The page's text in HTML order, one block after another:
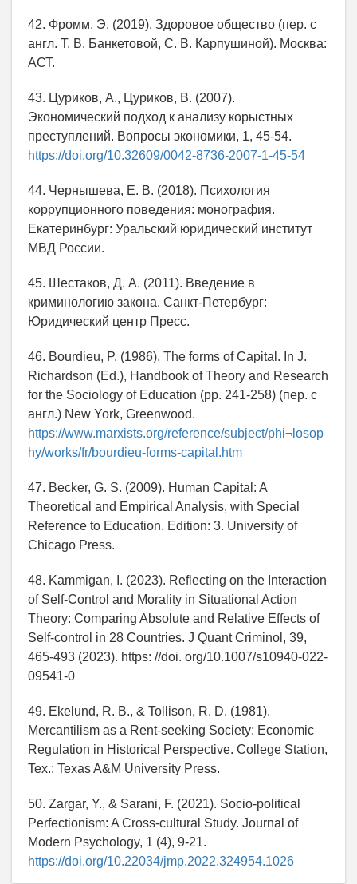
42. Фромм, Э. (2019). Здоровое общество (пер. с
англ. Т. В. Банкетовой, С. В. Карпушиной). Москва:
АСТ.
43. Цуриков, А., Цуриков, В. (2007).
Экономический подход к анализу корыстных
преступлений. Вопросы экономики, 1, 45-54.
https://doi.org/10.32609/0042-8736-2007-1-45-54
44. Чернышева, Е. В. (2018). Психология
коррупционного поведения: монография.
Екатеринбург: Уральский юридический институт
МВД России.
45. Шестаков, Д. А. (2011). Введение в
криминологию закона. Санкт-Петербург:
Юридический центр Пресс.
46. Bourdieu, P. (1986). The forms of Capital. In J.
Richardson (Ed.), Handbook of Theory and Research
for the Sociology of Education (рp. 241-258) (пер. с
англ.) New York, Greenwood.
https://www.marxists.org/reference/subject/phi¬losop
hy/works/fr/bourdieu-forms-capital.htm
47. Becker, G. S. (2009). Human Capital: A
Theoretical and Empirical Analysis, with Special
Reference to Education. Edition: 3. University of
Chicago Press.
48. Kammigan, I. (2023). Reflecting on the Interaction
of Self-Control and Morality in Situational Action
Theory: Comparing Absolute and Relative Effects of
Self-control in 28 Countries. J Quant Criminol, 39,
465-493 (2023). https: //doi. org/10.1007/s10940-022-
09541-0
49. Ekelund, R. B., & Tollison, R. D. (1981).
Mercantilism as a Rent-seeking Society: Economic
Regulation in Historical Perspective. College Station,
Tex.: Texas A&M University Press.
50. Zargar, Y., & Sarani, F. (2021). Socio-political
Perfectionism: A Cross-cultural Study. Journal of
Modern Psychology, 1 (4), 9-21.
https://doi.org/10.22034/jmp.2022.324954.1026